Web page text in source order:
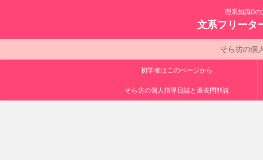
理系知識0の
文系フリータ
そら坊の個
初学者はこのページから
そら坊の個人指導日誌と過去問解説